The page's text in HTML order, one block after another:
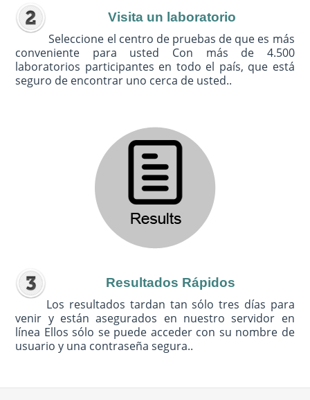
Visita un laboratorio
Seleccione el centro de pruebas de que es más
conveniente para usted Con más de 4.500
laboratorios participantes en todo el país, que está
seguro de encontrar uno cerca de usted..
Resultados Rápidos
Los resultados tardan tan sólo tres días para
venir y están asegurados en nuestro servidor en
línea Ellos sólo se puede acceder con su nombre de
usuario y una contraseña segura..